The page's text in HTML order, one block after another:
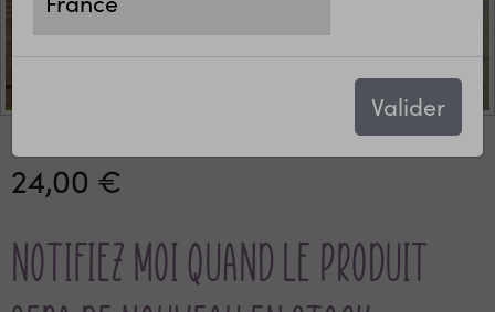
Valider
24,00 €
Notifiez moi quand le produit